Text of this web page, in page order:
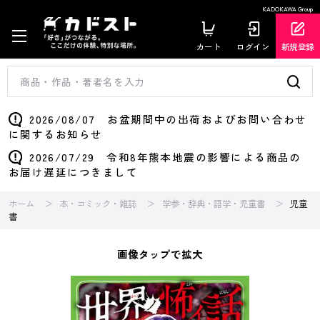
KADOKAWA Group
カート ログイン 新規登録
2026/08/07 お盆期間中の出荷およびお問い合わせ
に関するお知らせ
2026/07/29 令和8年熊本地震の影響による商品の
お届け遅延につきまして
ホーム 本・コミック・雑誌 学参・辞典・語学・児童書
児童
書
画像タップで拡大